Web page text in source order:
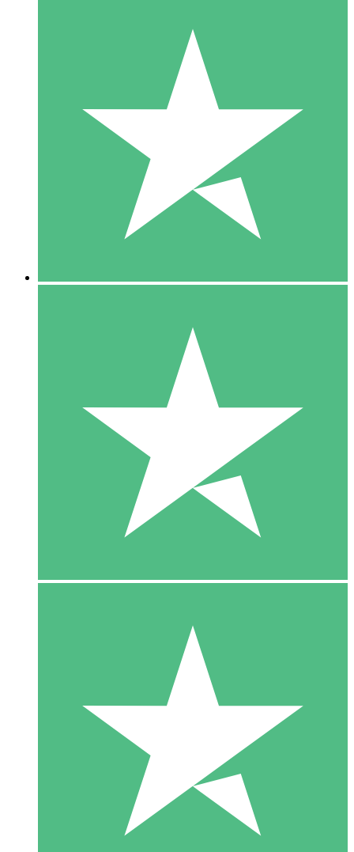
Packs de Crédits Individuels
Payez à l'utilisation avec des crédits de téléchargement. Sans
1 Téléchargement
10 00
10 Téléchargements
20 00